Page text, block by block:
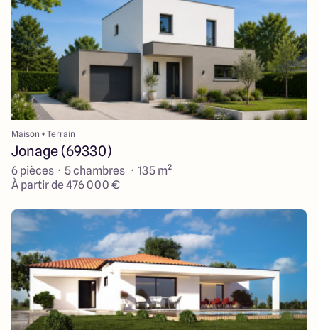
Maison + Terrain
Jonage (69330)
6 pièces · 5 chambres · 135 m²
À partir de 476 000 €